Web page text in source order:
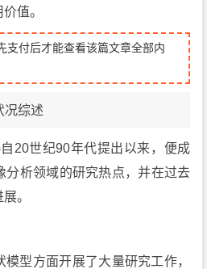
值。
支付后才能查看该篇文章全部内
况综述
20世纪90年代提出以来，便成
分析领域的研究热点，并在过去
。
模型方面开展了大量研究工作，